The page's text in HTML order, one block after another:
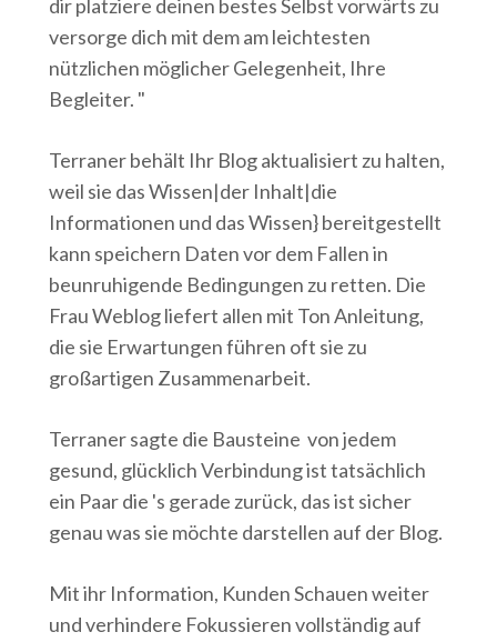
dir platziere deinen bestes Selbst vorwärts zu
versorge dich mit dem am leichtesten
nützlichen möglicher Gelegenheit, Ihre
Begleiter. "
Terraner behält Ihr Blog aktualisiert zu halten,
weil sie das Wissen|der Inhalt|die
Informationen und das Wissen} bereitgestellt
kann speichern Daten vor dem Fallen in
beunruhigende Bedingungen zu retten. Die
Frau Weblog liefert allen mit Ton Anleitung,
die sie Erwartungen führen oft sie zu
großartigen Zusammenarbeit.
Terraner sagte die Bausteine ​​ von jedem
gesund, glücklich Verbindung ist tatsächlich
ein Paar die 's gerade zurück, das ist sicher
genau was sie möchte darstellen auf der Blog.
Mit ihr Information, Kunden Schauen weiter
und verhindere Fokussieren vollständig auf